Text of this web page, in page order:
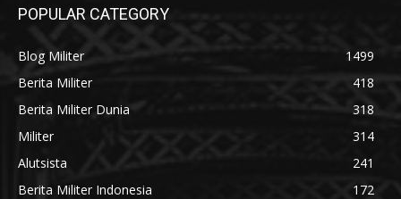
POPULAR CATEGORY
Blog Militer
1499
Berita Militer
418
Berita Militer Dunia
318
Militer
314
Alutsista
241
Berita Militer Indonesia
172